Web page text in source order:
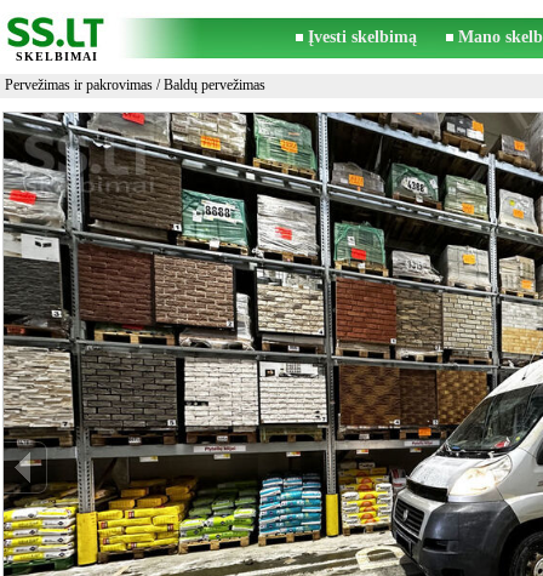
SKELBIMAI
Įvesti skelbimą Mano
Pervežimas ir pakrovimas /Baldų pervežimas